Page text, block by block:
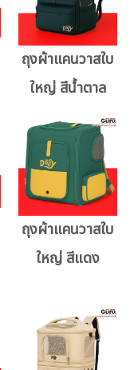
ถุงผ้าแคนวาสใบ
ใหญ่ สีน้ำตาล
ถุงผ้าแคนวาสใบ
ใหญ่ สีแดง